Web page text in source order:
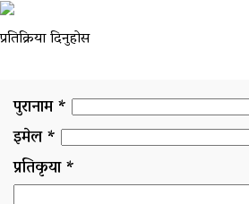
प्रतिक्रिया दिनुहोस
पुरानाम *
इमेल *
प्रतिकृया *